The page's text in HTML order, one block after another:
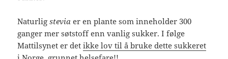
Naturligstevia er en plante som inneholder 300
ganger mer søtstoff enn vanlig sukker. I følge
Mattilsynet er detikke lov til å bruke dette sukkeret